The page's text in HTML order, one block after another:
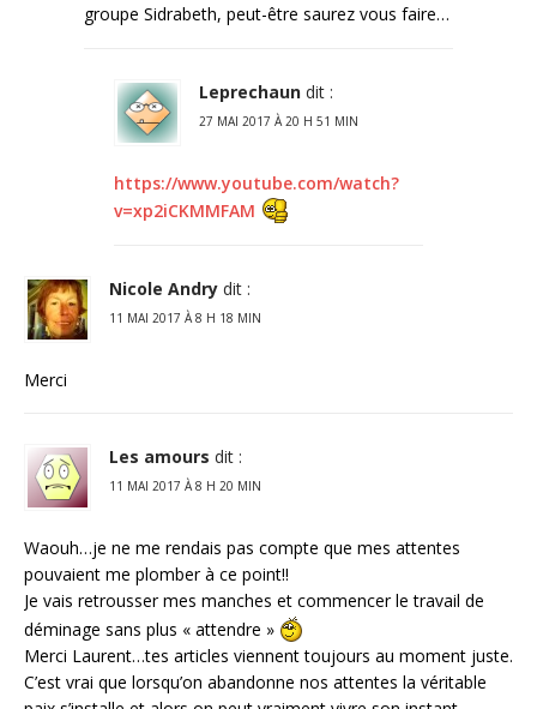
groupe Sidrabeth, peut-être saurez vous faire…
Leprechaun dit :
27 MAI 2017 À 20 H 51 MIN
https://www.youtube.com/watch?
v=xp2iCKMMFAM
Nicole Andry dit :
11 MAI 2017 À 8 H 18 MIN
Merci
Les amours dit :
11 MAI 2017 À 8 H 20 MIN
Waouh…je ne me rendais pas compte que mes attentes
pouvaient me plomber à ce point!!
Je vais retrousser mes manches et commencer le travail de
déminage sans plus « attendre »
Merci Laurent…tes articles viennent toujours au moment juste.
C’est vrai que lorsqu’on abandonne nos attentes la véritable